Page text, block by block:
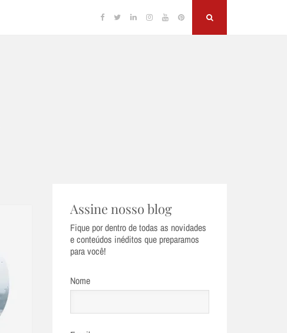
Facebook
TwitterLinkedinInstagram
YouTubePinterest
Assine nosso blog
Fique por dentro de todas as novidades
e conteúdos inéditos que preparamos
para você!
Nome